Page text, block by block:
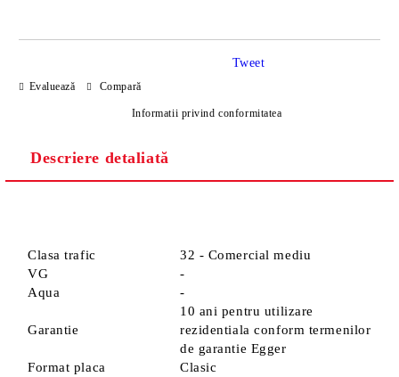
Sunt de acord cuPolitica de confidentialitate
Noi vă vom contacta pentru finalizarea comenzii.
Evaluează Compară
Informatii privind conformitatea
Tweet
Descriere detaliată
Clasa trafic
32 - Comercial mediu
VG
-
Aqua
-
Garantie
10 ani pentru utilizare
rezidentiala conform termenilor
de garantie Egger
Format placa
Clasic